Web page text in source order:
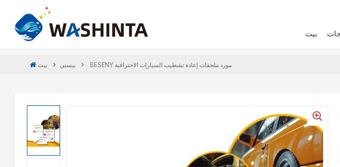
بيت
بيت بيسني BESENY مورد ملحقات إعادة تشطيب السيارات الاحترافية